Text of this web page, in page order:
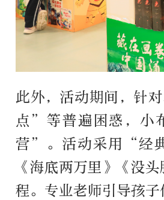
此外，活动期间，针
点”等普遍困惑，小
营”。活动采用“经
《海底两万里》《没
程。专业老师引导孩